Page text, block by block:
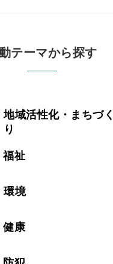
テーマから探す
地域活性化・まちづく
り
福祉
環境
健康